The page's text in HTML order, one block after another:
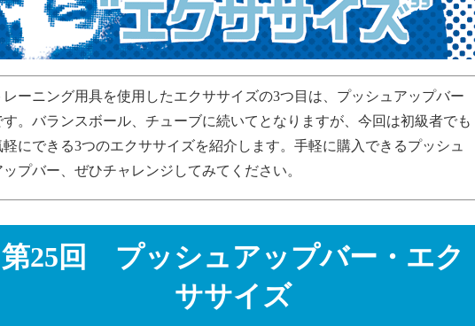
レーニング用具を使用したエクササイズの3つ目は、プッシュアップバー
す。バランスボール、チューブに続いてとなりますが、今回は初級者でも
軽にできる3つのエクササイズを紹介します。手軽に購入できるプッシュ
ップバー、ぜひチャレンジしてみてください。
第25回 プッシュアップバー・エク
ササイズ